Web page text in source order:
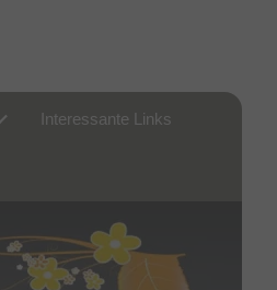
Interessante Links